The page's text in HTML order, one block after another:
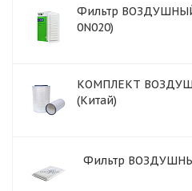
Фильтр ВОЗДУШНЫЙ
0N020)
КОМПЛЕКТ
(Китай)
Фильтр